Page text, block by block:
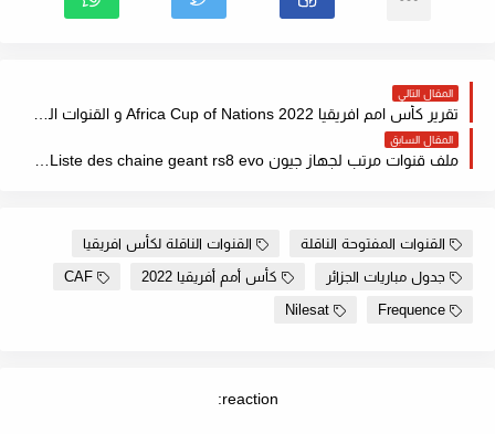
المقال التالي
تقرير كأس امم افريقيا 2022 Africa Cup of Nations و القنوات المجانية الناقلة
المقال السابق
ملف قنوات مرتب لجهاز جيون Liste des chaine geant rs8 evo باحدث الترددات 2022
القنوات المفتوحة الناقلة
القنوات الناقلة لكأس افريقيا
جدول مباريات الجزائر
كأس أمم أفريقيا 2022
CAF
Frequence
Nilesat
reaction: